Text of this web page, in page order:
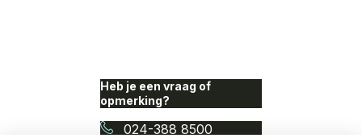
Heb je een vraag of
opmerking?
024-388 8500